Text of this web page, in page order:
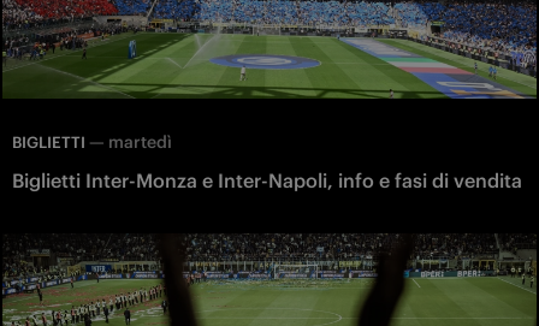
BIGLIETTI — martedì
Biglietti Inter-Monza e Inter-Napoli, info e fasi di vendita